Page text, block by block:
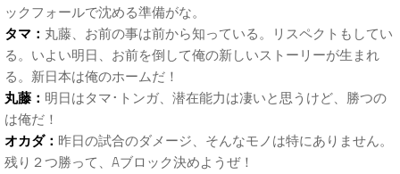
ックフォールで沈める準備がな。
タマ： 丸藤、お前の事は前から知っている。リスペクトもしてい
る。いよい明日、お前を倒して俺の新しいストーリーが生まれ
る。新日本は俺のホームだ！
丸藤： 明日はタマ･トンガ、潜在能力は凄いと思うけど、勝つの
は俺だ！
オカダ： 昨日の試合のダメージ、そんなモノは特にありません。
残り２つ勝って、Aブロック決めようぜ！